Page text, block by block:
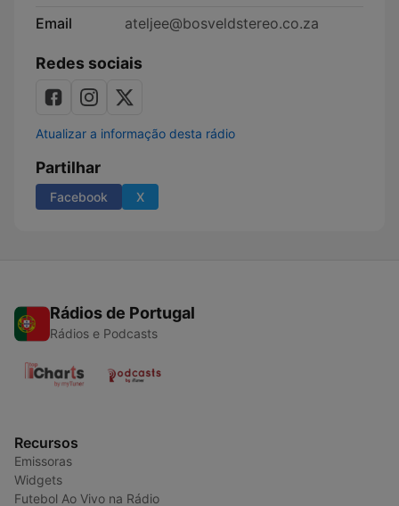
Email
ateljee@bosveldstereo.co.za
Redes sociais
Atualizar a informação desta rádio
Partilhar
Facebook X
Rádios de Portugal
Rádios e Podcasts
Recursos
Emissoras
Widgets
Futebol Ao Vivo na Rádio